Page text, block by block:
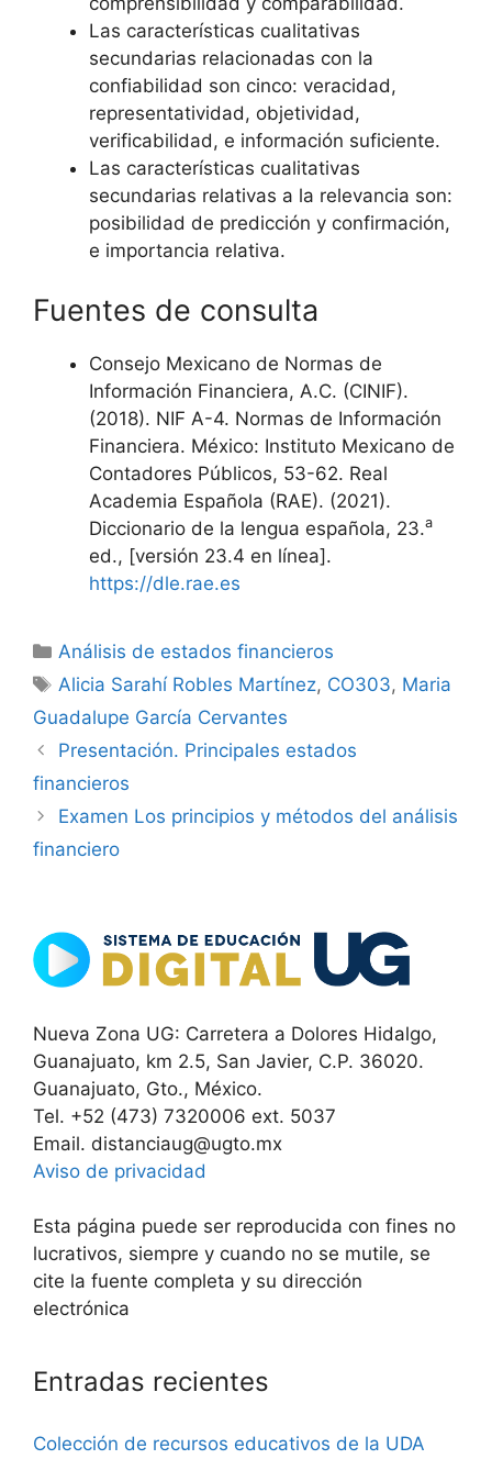
Las características cualitativas
secundarias relacionadas con la
confiabilidad son cinco: veracidad,
representatividad, objetividad,
verificabilidad, e información suficiente.
Las características cualitativas
secundarias relativas a la relevancia son:
posibilidad de predicción y confirmación,
e importancia relativa.
Fuentes de consulta
Consejo Mexicano de Normas de
Información Financiera, A.C. (CINIF).
(2018). NIF A-4. Normas de Información
Financiera. México: Instituto Mexicano de
Contadores Públicos, 53-62. Real
Academia Española (RAE). (2021).
Diccionario de la lengua española, 23.a
ed., [versión 23.4 en línea].
https://dle.rae.es
Categorías
Análisis de estados financieros
Etiquetas
Alicia Sarahí Robles Martínez, CO303, Maria
Guadalupe García Cervantes
Presentación. Principales estados
financieros
Examen Los principios y métodos del análisis
financiero
Nueva Zona UG: Carretera a Dolores Hidalgo,
Guanajuato, km 2.5, San Javier, C.P. 36020.
Guanajuato, Gto., México.
Tel. +52 (473) 7320006 ext. 5037
Email. distanciaug@ugto.mx
Aviso de privacidad
Esta página puede ser reproducida con fines no
lucrativos, siempre y cuando no se mutile, se
cite la fuente completa y su dirección
electrónica
Entradas recientes
Colección de recursos educativos de la UDA